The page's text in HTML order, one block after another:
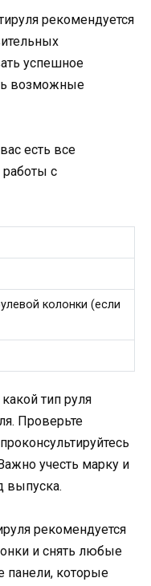
рекомендуется
успешное
возможные
есть все
с
колонки (если
тип руля
Проверьте
учесть марку и
выпуска.
рекомендуется
и снять любые
панели, которые